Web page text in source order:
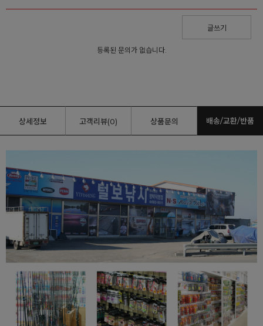
글쓰기
등록된 문의가 없습니다.
상세정보 고객리뷰(0) 상품문의 배송/교환/반품